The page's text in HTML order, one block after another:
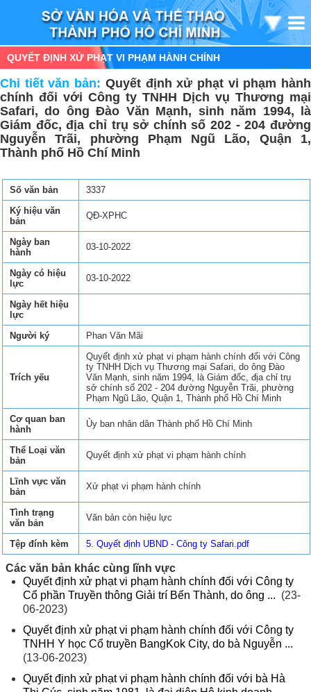
QUYẾT ĐỊNH XỬ PHẠT VI PHẠM HÀNH CHÍNH
Chi tiết văn bản: Quyết định xử phạt vi phạm hành
chính đối với Công ty TNHH Dịch vụ Thương mại
Safari, do ông Đào Văn Mạnh, sinh năm 1994, là
Giám đốc, địa chỉ trụ sở chính số 202 - 204 đường
Nguyễn Trãi, phường Phạm Ngũ Lão, Quận 1,
Thành phố Hồ Chí Minh
Số văn bản
3337
Ký hiệu văn
bản
QĐ-XPHC
Ngày ban
hành
03-10-2022
Ngày có hiệu
lực
03-10-2022
Ngày hết hiệu
lực
Người ký
Phan Văn Mãi
Trích yếu
Quyết định xử phạt vi phạm hành chính đối với Công
ty TNHH Dịch vụ Thương mại Safari, do ông Đào
Văn Mạnh, sinh năm 1994, là Giám đốc, địa chỉ trụ
sở chính số 202 - 204 đường Nguyễn Trãi, phường
Phạm Ngũ Lão, Quận 1, Thành phố Hồ Chí Minh
Cơ quan ban
hành
Ủy ban nhân dân Thành phố Hồ Chí Minh
Thể Loại văn
bản
Quyết định xử phạt vi phạm hành chính
Lĩnh vực văn
bản
Xử phạt vi phạm hành chính
Tình trạng
văn bản
Văn bản còn hiệu lực
Tệp đính kèm 5. Quyết định UBND - Công ty Safari.pdf
Các văn bản khác cùng lĩnh vực
Quyết định xử phạt vi phạm hành chính đối với Công ty
Cổ phần Truyền thông Giải trí Bến Thành, do ông ... (23-
06-2023)
Quyết định xử phạt vi phạm hành chính đối với Công ty
TNHH Y học Cổ truyền BangKok City, do bà Nguyễn ...
(13-06-2023)
Quyết định xử phạt vi phạm hành chính đối với bà Hà